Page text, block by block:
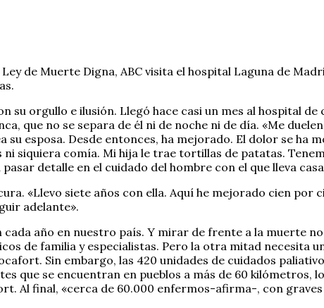
de Muerte Digna, ABC visita el hospital Laguna de
su orgullo e ilusión. Llegó hace casi un mes al hospital
que no se separa de él ni de noche ni de día. «Me
esposa. Desde entonces, ha mejorado. El dolor se ha
siquiera comía. Mi hija le trae tortillas de patatas.
detalle en el cuidado del hombre con el que lleva
«Llevo siete años con ella. Aquí he mejorado cien por
adelante».
año en nuestro país. Y mirar de frente a la muerte
de familia y especialistas. Pero la otra mitad necesita
Sin embargo, las 420 unidades de cuidados
que se encuentran en pueblos a más de 60 kilómetros,
Al final, «cerca de 60.000 enfermos-afirma-, con